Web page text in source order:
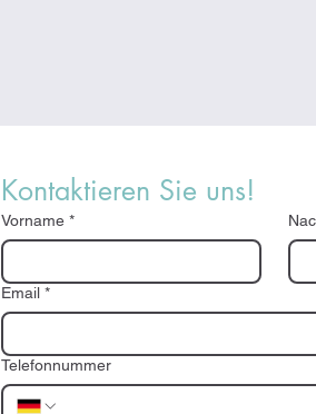
Kontaktieren Sie uns!
Vorname *
Email *
Telefonnummer